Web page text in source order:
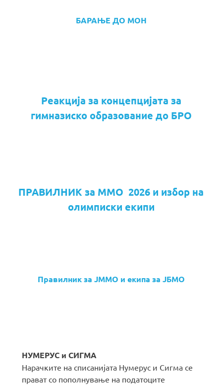
БАРАЊЕ ДО МОН
Реакција за концепцијата за
гимназиско образование до БРО
ПРАВИЛНИК за ММО 2026 и избор на
олимписки екипи
Правилник за ЈММО и екипа за ЈБМО
НУМЕРУС и СИГМА
Нарачките на списанијата Нумерус и Сигма се
прават со пополнување на податоците